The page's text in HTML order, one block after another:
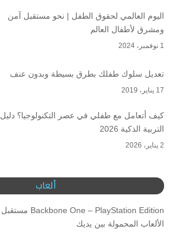
اليوم العالمي لحقوق الطفل | نحو مستقبل آمن
ومشرق لأطفال العالم
1 نوفمبر، 2024
تعديل سلوك طفلك بطرق بسيطة وبدون عنف
17 يناير، 2019
كيف أتعامل مع طفلي في عصر التكنولوجيا؟ دليل
التربية الذكية 2026
2 يناير، 2026
ألعاب
Backbone One – PlayStation Edition مستقبل
الألعاب المحمولة بين يديك